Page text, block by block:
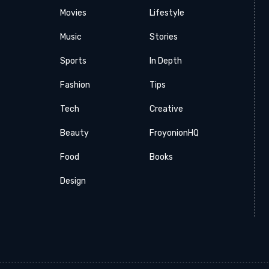
Movies
Music
Sports
Fashion
Tech
Beauty
Food
Design
Lifestyle
Stories
In Depth
Tips
Creative
FroyonionHQ
Books